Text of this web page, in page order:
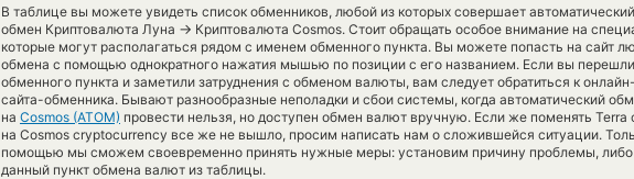
В таблице вы можете увидеть список обменников, любой из которых совершает
обмен Криптовалюта Луна → Криптовалюта Cosmos. Стоит обращать особое внимание на
которые могут располагаться рядом с именем обменного пункта. Вы можете попасть на сайт
обмена с помощью однократного нажатия мышью по позиции с его названием. Если вы
обменного пункта и заметили затруднения с обменом валюты, вам следует обратиться к
сайта-обменника. Бывают разнообразные неполадки и сбои системы, когда автоматический
на Cosmos (ATOM) провести нельзя, но доступен обмен валют вручную. Если же поменять Terra
на Cosmos cryptocurrency все же не вышло, просим написать нам о сложившейся ситуации.
помощью мы сможем своевременно принять нужные меры: установим причину проблемы,
данный пункт обмена валют из таблицы.